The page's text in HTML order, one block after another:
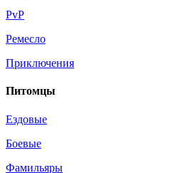
PvP
Ремесло
Приключения
Питомцы
Ездовые
Боевые
Фамильяры